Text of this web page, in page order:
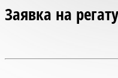
Заявка на